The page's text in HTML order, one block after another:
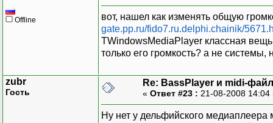
Offline
вот, нашел как изменять общую
gate.pp.ru/fido7.ru.delphi.chainik/
TWindowsMediaPlayer классная
только его громкость? а не системы,
zubr
Гость
Re: BassPlayer и midi-
« Ответ #23 : 21-08-2008
Ну нет у дельфийского